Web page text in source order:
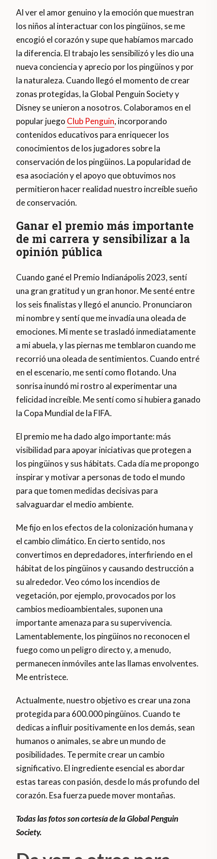
Al ver el amor genuino y la emoción que muestran
los niños al interactuar con los pingüinos, se me
encogió el corazón y supe que habíamos marcado
la diferencia. El trabajo les sensibilizó y les dio una
nueva conciencia y aprecio por los pingüinos y por
la naturaleza. Cuando llegó el momento de crear
zonas protegidas, la Global Penguin Society y
Disney se unieron a nosotros. Colaboramos en el
popular juego Club Penguin, incorporando
contenidos educativos para enriquecer los
conocimientos de los jugadores sobre la
conservación de los pingüinos. La popularidad de
esa asociación y el apoyo que obtuvimos nos
permitieron hacer realidad nuestro increíble sueño
de conservación.
Ganar el premio más importante
de mi carrera y sensibilizar a la
opinión pública
Cuando gané el Premio Indianápolis 2023, sentí
una gran gratitud y un gran honor. Me senté entre
los seis finalistas y llegó el anuncio. Pronunciaron
mi nombre y sentí que me invadía una oleada de
emociones. Mi mente se trasladó inmediatamente
a mi abuela, y las piernas me temblaron cuando me
recorrió una oleada de sentimientos. Cuando entré
en el escenario, me sentí como flotando. Una
sonrisa inundó mi rostro al experimentar una
felicidad increíble. Me sentí como si hubiera ganado
la Copa Mundial de la FIFA.
El premio me ha dado algo importante: más
visibilidad para apoyar iniciativas que protegen a
los pingüinos y sus hábitats. Cada día me propongo
inspirar y motivar a personas de todo el mundo
para que tomen medidas decisivas para
salvaguardar el medio ambiente.
Me fijo en los efectos de la colonización humana y
el cambio climático. En cierto sentido, nos
convertimos en depredadores, interfiriendo en el
hábitat de los pingüinos y causando destrucción a
su alrededor. Veo cómo los incendios de
vegetación, por ejemplo, provocados por los
cambios medioambientales, suponen una
importante amenaza para su supervivencia.
Lamentablemente, los pingüinos no reconocen el
fuego como un peligro directo y, a menudo,
permanecen inmóviles ante las llamas envolventes.
Me entristece.
Actualmente, nuestro objetivo es crear una zona
protegida para 600.000 pingüinos. Cuando te
dedicas a influir positivamente en los demás, sean
humanos o animales, se abre un mundo de
posibilidades. Te permite crear un cambio
significativo. El ingrediente esencial es abordar
estas tareas con pasión, desde lo más profundo del
corazón. Esa fuerza puede mover montañas.
Todas las fotos son cortesía de la Global Penguin
Society.